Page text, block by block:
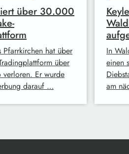
über 30.000
Pfarrkirchen hat über
über
Er wurde
darauf …
In
einen
am